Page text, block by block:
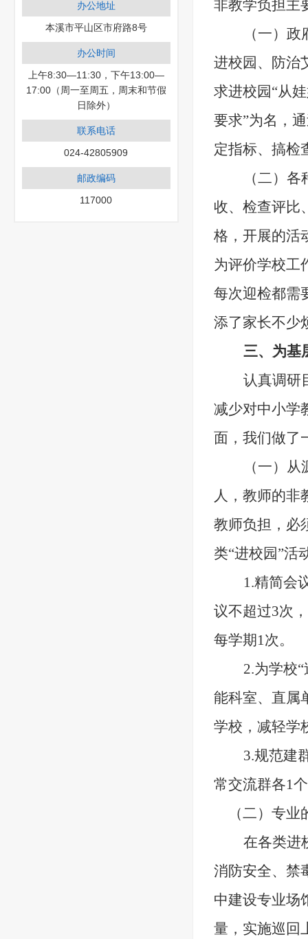
办公地址
本溪市平山区市府路8号
办公时间
上午8:30—11:30，下午13:00—
17:00（周一至周五，周末和节假
日除外）
联系电话
024-42805909
邮政编码
117000
非教学负担主
（一） 政
进校园、防治
求进校园“从
要求”为名，
定指标、搞检
（二） 各
收、检查评比
格，开展的活
为评价学校工
每次迎检都需
添了家长不少
三、 为基
认真调研
减少对中小学
面，我们做了
（一） 从
人，教师的非
教师负担，必
类“进校园”活
1.精简会
议不超过3次
每学期1次。
2.为学校
能科室、直属
学校，减轻学
3.规范建
常交流群各1
（二） 专业
在各类进
消防安全、禁
中建设专业场
量，实施巡回